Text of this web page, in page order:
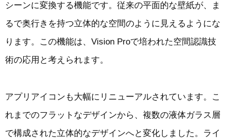
シーンに変換する機能です。従来の平面的な壁紙が、ま
るで奥行きを持つ立体的な空間のように見えるようにな
ります。この機能は、Vision Proで培われた空間認識技
術の応用と考えられます。
アプリアイコンも大幅にリニューアルされています。こ
れまでのフラットなデザインから、複数の液体ガラス層
で構成された立体的なデザインへと変化しました。ライ